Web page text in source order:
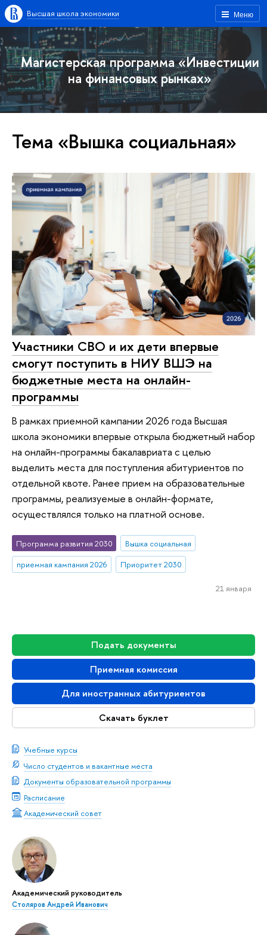
Меню
Высшая школа экономики
Магистерская программа «Инвестиции
на финансовых рынках»
Подать документы
Приемная комиссия
Для иностранных абитуриентов
Скачать буклет
Учебные курсы
Число студентов и вакантные места
Документы образовательной программы
Расписание
Академический совет
Академический руководитель
Столяров Андрей Иванович
Тема «Вышка социальная»
Участники СВО и их дети впервые
смогут поступить в НИУ ВШЭ на
бюджетные места на онлайн-
программы
В рамках приемной кампании 2026 года Высшая
школа экономики впервые открыла бюджетный набор
на онлайн-программы бакалавриата с целью
выделить места для поступления абитуриентов по
отдельной квоте. Ранее прием на образовательные
программы, реализуемые в онлайн-формате,
осуществлялся только на платной основе.
Программа развития 2030
Вышка социальная
приемная кампания 2026
Приоритет 2030
21 января